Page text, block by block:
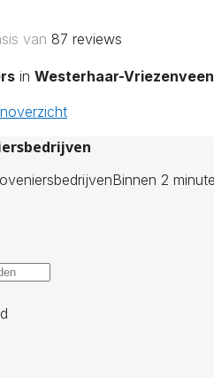
van 87 reviews
in Westerhaar-
Binnen 2